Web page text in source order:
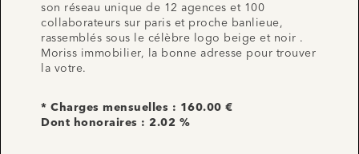
son réseau unique de 12 agences et 100
collaborateurs sur paris et proche banlieue,
rassemblés sous le célèbre logo beige et noir .
Moriss immobilier, la bonne adresse pour trouver
la votre.
* Charges mensuelles : 160.00 €
Dont honoraires : 2.02 %